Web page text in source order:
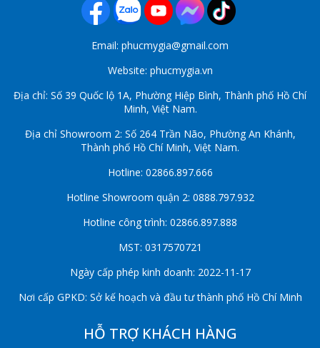
Email: phucmygia@gmail.com
Website: phucmygia.vn
Địa chỉ: Số 39 Quốc lộ 1A, Phường Hiệp Bình, Thành phố Hồ Chí
Minh, Việt Nam.
Địa chỉ Showroom 2: Số 264 Trần Não, Phường An Khánh,
Thành phố Hồ Chí Minh, Việt Nam.
Hotline: 02866.897.666
Hotline Showroom quận 2: 0888.797.932
Hotline công trình: 02866.897.888
MST: 0317570721
Ngày cấp phép kinh doanh: 2022-11-17
Nơi cấp GPKD: Sở kế hoạch và đầu tư thành phố Hồ Chí Minh
HỖ TRỢ KHÁCH HÀNG